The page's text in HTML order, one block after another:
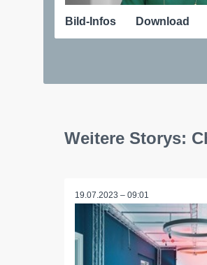
Bild-Infos Download
Weitere Storys:
19.07.2023 – 09:01